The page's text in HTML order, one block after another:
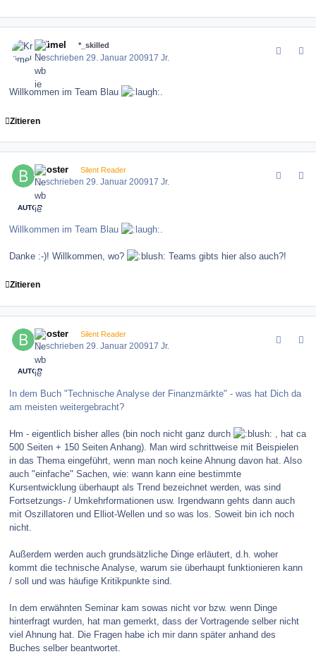
Krümel *_skilled
Geschrieben29. Januar 200917 Jr.
Willkommen im Team Blau .
Zitieren
Booster Silent Reader
Geschrieben29. Januar 200917 Jr.
AUTOR
Willkommen im Team Blau .
Danke :-)! Willkommen, wo? Teams gibts hier also auch?!
Zitieren
Booster Silent Reader
Geschrieben29. Januar 200917 Jr.
AUTOR
In dem Buch "Technische Analyse der Finanzmärkte" - was hat Dich da
am meisten weitergebracht?
Hm - eigentlich bisher alles (bin noch nicht ganz durch
, hat ca
500 Seiten + 150 Seiten Anhang). Man wird schrittweise mit Beispielen
in das Thema eingeführt, wenn man noch keine Ahnung davon hat. Also
auch "einfache" Sachen, wie: wann kann eine bestimmte
Kursentwicklung überhaupt als Trend bezeichnet werden, was sind
Fortsetzungs- / Umkehrformationen usw. Irgendwann gehts dann auch
mit Oszillatoren und Elliot-Wellen und so was los. Soweit bin ich noch
nicht.
Außerdem werden auch grundsätzliche Dinge erläutert, d.h. woher
kommt die technische Analyse, warum sie überhaupt funktionieren kann
/ soll und was häufige Kritikpunkte sind.
In dem erwähnten Seminar kam sowas nicht vor bzw. wenn Dinge
hinterfragt wurden, hat man gemerkt, dass der Vortragende selber nicht
viel Ahnung hat. Die Fragen habe ich mir dann später anhand des
Buches selber beantwortet.